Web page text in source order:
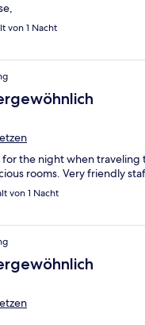
von 1 Nacht
the night when traveling
rooms. Very friendly
von 1 Nacht